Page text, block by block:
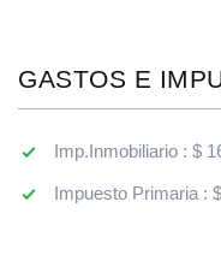
GASTOS E
Imp.Inmobiliario : $
Impuesto Primaria :